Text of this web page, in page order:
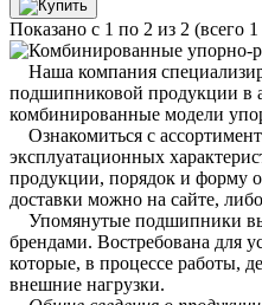
Показано с 1 по 2 из 2 (всего
Наша компания
подшипниковой продукции в
комбинированные модели
Ознакомиться с
эксплуатационных
продукции, порядок и форму
доставки можно на сайте,
Упомянутые подшипники
брендами. Востребована для
которые, в процессе работы,
внешние нагрузки.